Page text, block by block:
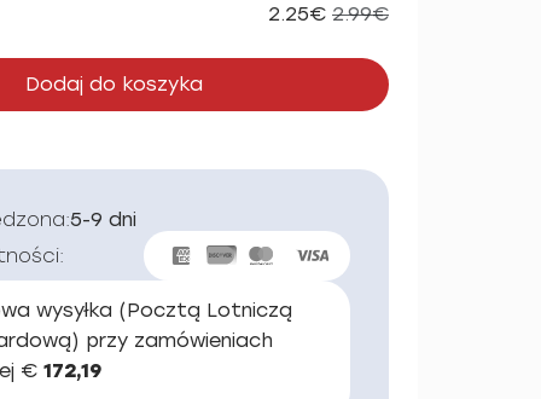
2.25€ 2.99€
Dodaj do koszyka
5-9 dni
wysyłka (Pocztą Lotniczą
przy zamówieniach
€ 172,19